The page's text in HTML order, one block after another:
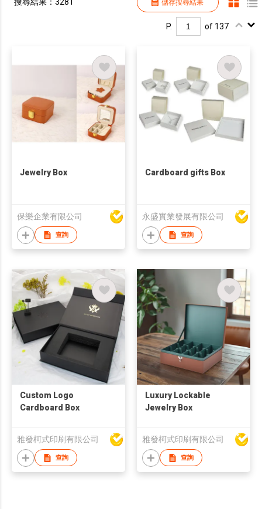
儲存搜尋結果
P. of 137
Jewelry Box
保樂企業有限公司
查詢
Cardboard gifts Box
永盛實業發展有限公司
查詢
Custom Logo
Cardboard Box
雅發柯式印刷有限公司
查詢
Luxury Lockable
Jewelry Box
雅發柯式印刷有限公司
查詢